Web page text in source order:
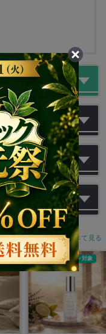
すべて見る
送料無料クーポン対象